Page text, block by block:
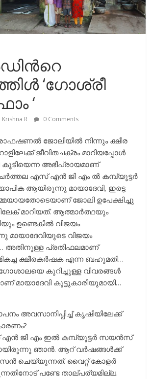
‘ഗോശ്രീ
‘
Krishna R 0 Comments
ജോലിയിൽ നിന്നും ക്ഷീര
ജീവിതചക്രം മാറിയപ്പോൾ
അഭിപ്രായമാണ്
ചേർത്തല എസ് എൻ ജി എം ൽ കമ്പ്യൂട്ടർ
ആയിരുന്നു മായാദേവി, ഇരട്ട
ജോലി ഉപേക്ഷിച്ചു
മാറിയത്. ആത്മാർത്ഥയും
ഉണ്ടെകിൽ വിജയം
മായാദേവിയുടെ വിജയം
അതിനുള്ള പ്രതിഫലമാണ്
ക്ഷീരകർഷക എന്ന ബഹുമതി…
കുറിച്ചുള്ള വിവരങ്ങൾ
മായാദേവി കൂട്ടുകാരിയുമായി…
അവസാനിപ്പിച്ച് കൃഷിയിലേക്ക്
ജി എം ഇല്‍ കമ്പ്യൂട്ടര്‍ സയന്‍സ്
ഞാന്‍. ആറ് വര്‍ഷങ്ങള്‍ക്ക്
ചെയ്യുന്നത്. വൈറ്റ് കോളര്‍
പണ്ടേ താല്പര്യമില്ല.